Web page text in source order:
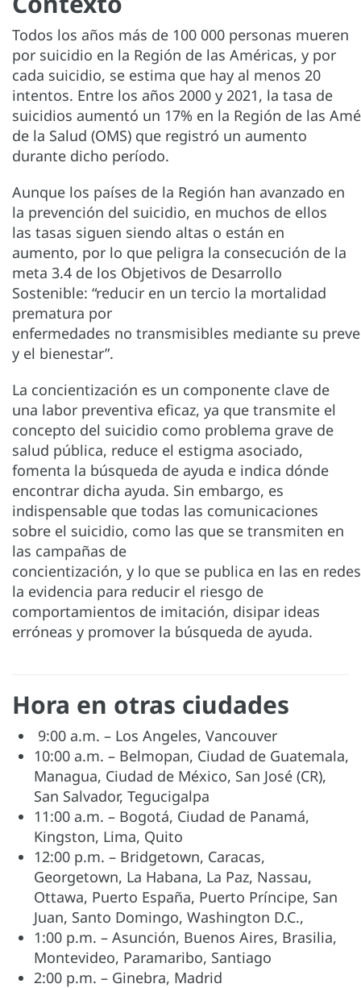
Todos los años más de 100 000 personas mueren
por suicidio en la Región de las Américas, y por
cada suicidio, se estima que hay al menos 20
intentos. Entre los años 2000 y 2021, la tasa de
suicidios aumentó un 17% en la Región de las
de la Salud (OMS) que registró un aumento
durante dicho período.
Aunque los países de la Región han avanzado en
la prevención del suicidio, en muchos de ellos
las tasas siguen siendo altas o están en
aumento, por lo que peligra la consecución de la
meta 3.4 de los Objetivos de Desarrollo
Sostenible: “reducir en un tercio la mortalidad
prematura por
enfermedades no transmisibles mediante su
y el bienestar”.
La concientización es un componente clave de
una labor preventiva eficaz, ya que transmite el
concepto del suicidio como problema grave de
salud pública, reduce el estigma asociado,
fomenta la búsqueda de ayuda e indica dónde
encontrar dicha ayuda. Sin embargo, es
indispensable que todas las comunicaciones
sobre el suicidio, como las que se transmiten en
las campañas de
concientización, y lo que se publica en las en
la evidencia para reducir el riesgo de
comportamientos de imitación, disipar ideas
erróneas y promover la búsqueda de ayuda.
Hora en otras ciudades
9:00 a.m. – Los Angeles, Vancouver
10:00 a.m. – Belmopan, Ciudad de Guatemala,
Managua, Ciudad de México, San José (CR),
San Salvador, Tegucigalpa
11:00 a.m. – Bogotá, Ciudad de Panamá,
Kingston, Lima, Quito
12:00 p.m. – Bridgetown, Caracas,
Georgetown, La Habana, La Paz, Nassau,
Ottawa, Puerto España, Puerto Príncipe, San
Juan, Santo Domingo, Washington D.C.,
1:00 p.m. – Asunción, Buenos Aires, Brasilia,
Montevideo, Paramaribo, Santiago
2:00 p.m. – Ginebra, Madrid